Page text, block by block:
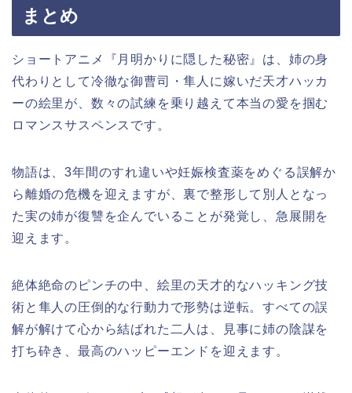
まとめ
ショートアニメ『月明かりに隠した秘密』は、姉の身
代わりとして冷徹な御曹司・隼人に嫁いだ天才ハッカ
ーの絵里が、数々の試練を乗り越えて本当の愛を掴む
ロマンスサスペンスです。
物語は、3年間のすれ違いや妊娠検査薬をめぐる誤解か
ら離婚の危機を迎えますが、裏で整形して別人となっ
た実の姉が復讐を企んでいることが発覚し、急展開を
迎えます。
絶体絶命のピンチの中、絵里の天才的なハッキング技
術と隼人の圧倒的な行動力で形勢は逆転。すべての誤
解が解けて心から結ばれた二人は、見事に姉の陰謀を
打ち砕き、最高のハッピーエンドを迎えます。